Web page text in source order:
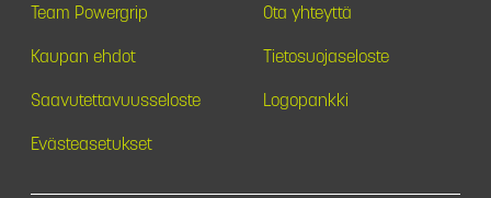
Team Powergrip Ota yhteyttä
Kaupan ehdot Tietosuojaseloste
Saavutettavuusseloste Logopankki
Evästeasetukset